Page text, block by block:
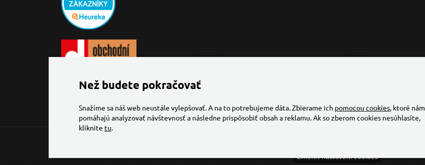
Změnit nastavení cookies
Než budete pokračovať
Snažíme sa náš web neustále vylepšovať. A na to potrebujeme dáta. Zbierame ich pomocou cookies, ktoré nám
pomáhajú analyzovať návštevnosť a následne prispôsobiť obsah a reklamu. Ak so zberom cookies nesúhlasíte,
kliknite tu.